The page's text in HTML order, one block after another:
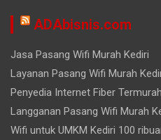
ADAbisnis.com
Jasa Pasang Wifi Murah Kediri
Layanan Pasang Wifi Murah
Penyedia Internet Fiber
Langganan Pasang Wifi Murah
Wifi untuk UMKM Kediri 100